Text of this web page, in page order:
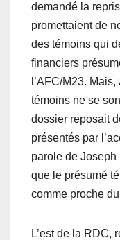
demandé la
promettaient de
des témoins qui
financiers
l’AFC/M23.
témoins ne se
dossier reposait
présentés par
parole de
que le présumé
comme proche
L’est de la RDC,